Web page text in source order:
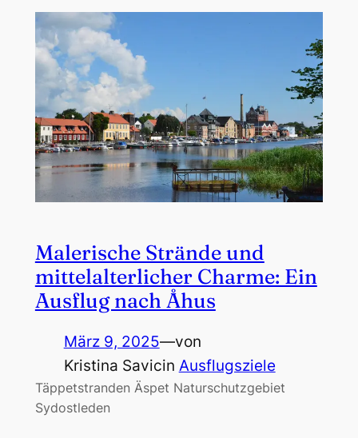
Malerische Strände und
mittelalterlicher Charme: Ein
Ausflug nach Åhus
März 9, 2025—von
Kristina Savicin Ausflugsziele
Täppetstranden Äspet Naturschutzgebiet
Sydostleden